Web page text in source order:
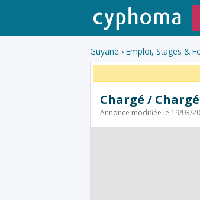
Guyane › Emploi, Stages &
Chargé /
Annonce modifiée le 19/03/